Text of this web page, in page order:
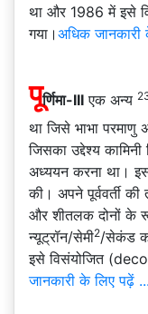
था और 1986 में इसे
गया। अधिक
पूर्णिमा-III एक अन्य
था जिसे भाभा
जिसका उद्देश्य
अध्ययन करना था।
की। अपने पूर्ववर्ती
और शीतलक दोनों के
न्यूट्रॉन/सेमी2/सेकंड
इसे विसंयोजित
जानकारी के लिए पढ़ें ...